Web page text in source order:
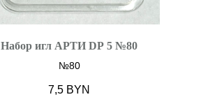
Набор игл АРТИ DP 5 №80
№80
7,5 BYN